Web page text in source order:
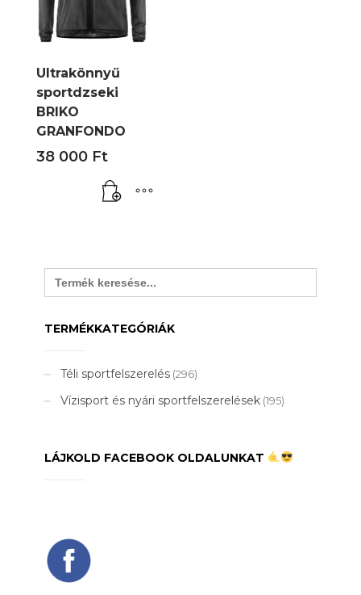
Ultrakönnyű
sportdzseki
BRIKO
GRANFONDO
38 000 Ft
Search
for:
TERMÉKKATEGÓRIÁK
Téli sportfelszerelés (296)
Vízisport és nyári sportfelszerelések (195)
LÁJKOLD FACEBOOK OLDALUNKAT